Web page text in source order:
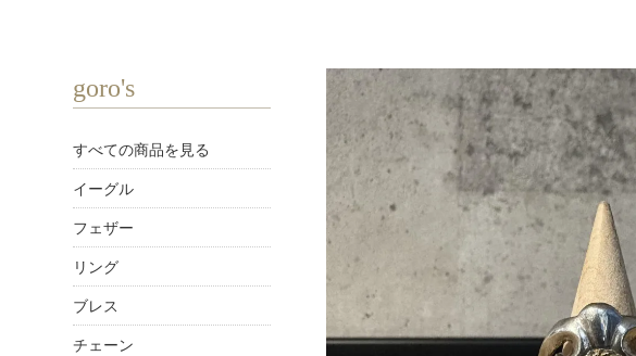
goro's
すべての商品を見る
イーグル
フェザー
リング
ブレス
チェーン